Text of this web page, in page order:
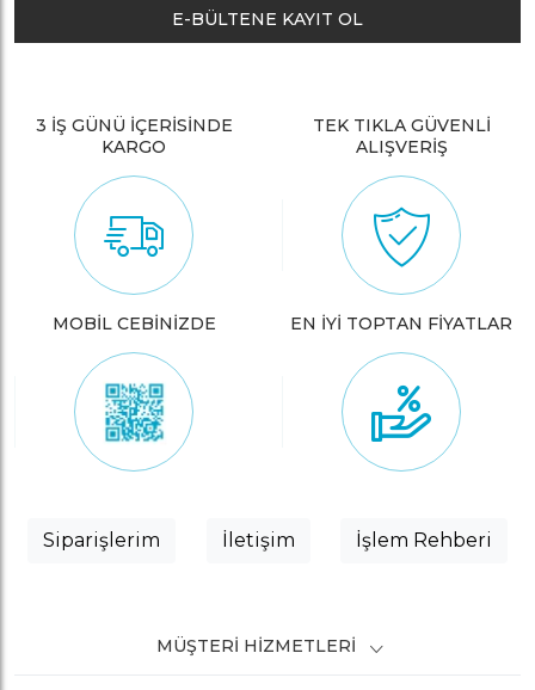
E-BÜLTENE KAYIT OL
3 İŞ GÜNÜ İÇERİSİNDE
KARGO
TEK TIKLA GÜVENLİ
ALIŞVERİŞ
MOBİL CEBİNİZDE EN İYİ TOPTAN FİYATLAR
Siparişlerim İletişim İşlem Rehberi
MÜŞTERI HIZMETLERI